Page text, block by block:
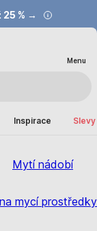
25 % →
Menu
Inspirace
Mytí nádobí
mycí prostředky